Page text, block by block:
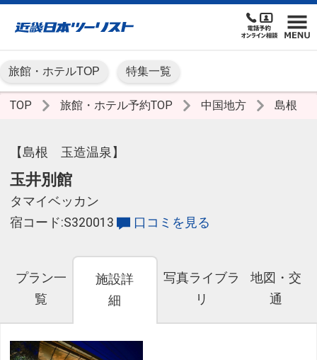
旅館・ホテルTOP 特集一覧
TOP 旅館・ホテル予約TOP 中国地方 島根
【島根 玉造温泉】
玉井別館
タマイベッカン
宿コード:S320013
口コミを見る
プラン一
覧
施設詳
細
写真ライブラ
リ
地図・交
通